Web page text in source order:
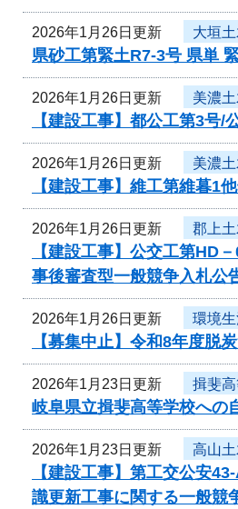
2026年1月26日更新 大垣
県砂工第緊土R7-3号 県単
2026年1月26日更新 美濃
【建設工事】都公工第3号
2026年1月26日更新 美濃
【建設工事】維工第維暮
2026年1月26日更新 郡上
【建設工事】公交工第HD
事後審査型一般競争入札公
2026年1月26日更新 環境
【募集中止】令和8年度脱
2026年1月23日更新 揖斐
岐阜県立揖斐高等学校への
2026年1月23日更新 高山
【建設工事】第工交公安
識更新工事に関する一般競